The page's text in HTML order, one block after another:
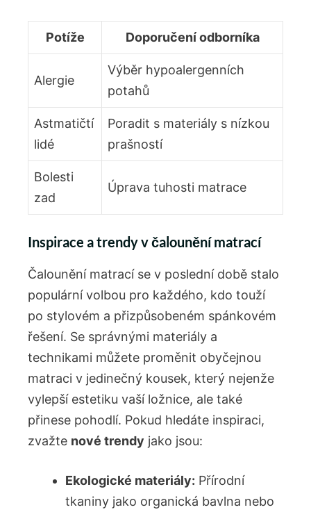
Potíže Doporučení odborníka
Alergie
Výběr hypoalergenních
potahů
Astmatičtí
lidé
Poradit s materiály s nízkou
prašností
Bolesti
zad
Úprava tuhosti matrace
Inspirace a trendy v čalounění matrací
Čalounění matrací se v poslední době stalo
populární volbou pro každého, kdo touží
po stylovém a přizpůsobeném spánkovém
řešení. Se správnými materiály a
technikami můžete proměnit obyčejnou
matraci v jedinečný kousek, který nejenže
vylepší estetiku vaší ložnice, ale také
přinese pohodlí. Pokud hledáte inspiraci,
zvažte nové trendy jako jsou:
Ekologické materiály: Přírodní
tkaniny jako organická bavlna nebo